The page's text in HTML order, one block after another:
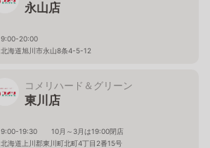
永山店
9:00-20:00
北海道旭川市永山8条4-5-12
コメリハード＆グリーン
東川店
9:00-19:30 10月～3月は19:00閉店
北海道上川郡東川町北町4丁目2番15号